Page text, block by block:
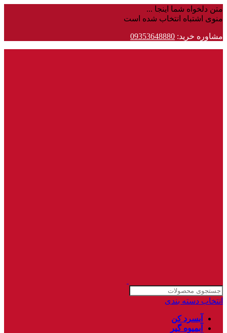
متن دلخواه شما اینجا ...
منوی اشتباه انتخاب شده است
مشاوره خرید: 09353648880
انتخاب دسته بندی
آبسرد کن
آبمیوه گیر